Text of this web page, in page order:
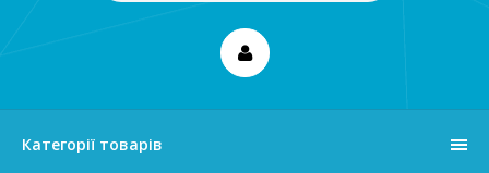
Категорії товарів